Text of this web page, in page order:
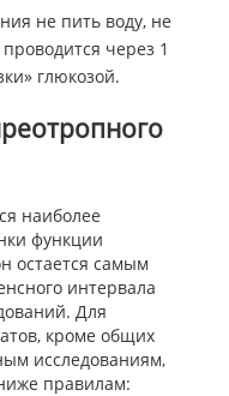
не пить воду, не
через 1
глюкозой.
наиболее
функции
остается самым
интервала
Для
кроме общих
исследованиям,
правилам: